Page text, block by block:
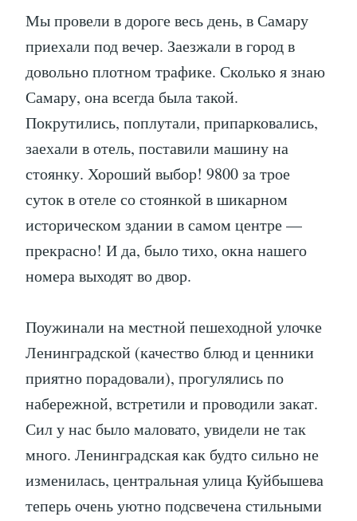
Мы провели в дороге весь день, в Самару
приехали под вечер. Заезжали в город в
довольно плотном трафике. Сколько я знаю
Самару, она всегда была такой.
Покрутились, поплутали, припарковались,
заехали в отель, поставили машину на
стоянку. Хороший выбор! 9800 за трое
суток в отеле со стоянкой в шикарном
историческом здании в самом центре —
прекрасно! И да, было тихо, окна нашего
номера выходят во двор.
Поужинали на местной пешеходной улочке
Ленинградской (качество блюд и ценники
приятно порадовали), прогулялись по
набережной, встретили и проводили закат.
Сил у нас было маловато, увидели не так
много. Ленинградская как будто сильно не
изменилась, центральная улица Куйбышева
теперь очень уютно подсвечена стильными